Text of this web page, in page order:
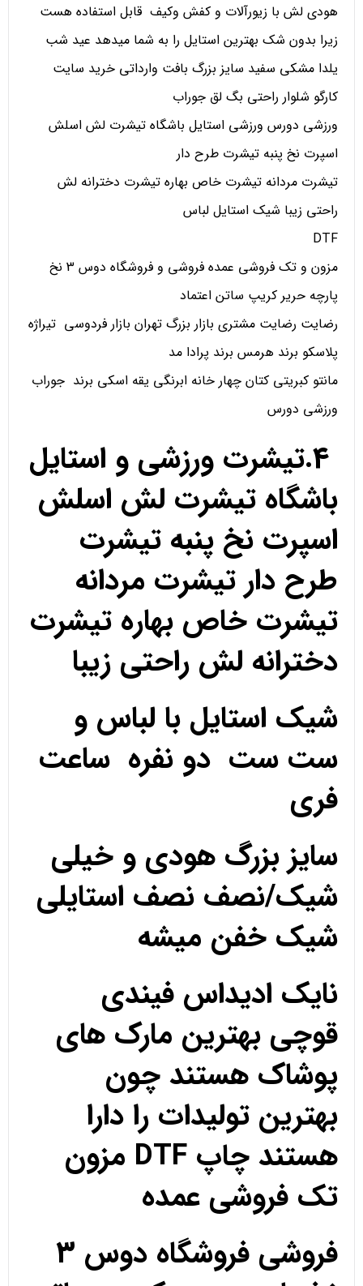
هودی لش با زیورآلات و کفش وکیف قابل استفاده هست
زیرا بدون شک بهترین استایل را به شما میدهد عید شب
یلدا مشکی سفید سایز بزرگ بافت وارداتی خرید سایت
کارگو شلوار راحتی بگ لق جوراب
ورزشی دورس ورزشی استایل باشگاه تیشرت لش اسلش
اسپرت نخ پنبه تیشرت طرح دار
تیشرت مردانه تیشرت خاص بهاره تیشرت دخترانه لش
راحتی زیبا شیک استایل لباس
DTF
مزون و تک فروشی عمده فروشی و فروشگاه دوس 3 نخ
پارچه حریر کریپ ساتن اعتماد
رضایت رضایت مشتری بازار بزرگ تهران بازار فردوسی تیراژه
پلاسکو برند هرمس برند پرادا مد
مانتو کبریتی کتان چهار خانه ابرنگی یقه اسکی برند جوراب
ورزشی دورس
4.تیشرت ورزشی و استایل
باشگاه تیشرت لش اسلش
اسپرت نخ پنبه تیشرت
طرح دار تیشرت مردانه
تیشرت خاص بهاره تیشرت
دخترانه لش راحتی زیبا
شیک استایل با لباس و
ست ست دو نفره ساعت
فری
سایز بزرگ هودی و خیلی
شیک/نصف نصف استایلی
شیک خفن میشه
نایک ادیداس فیندی
قوچی بهترین مارک های
پوشاک هستند چون
بهترین تولیدات را دارا
هستند چاپ DTF مزون
تک فروشی عمده
فروشی فروشگاه دوس 3